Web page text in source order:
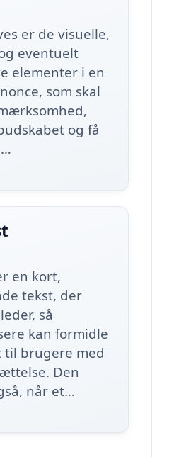
er de visuelle,
eventuelt
elementer i en
som skal
og få
en kort,
tekst, der
så
kan formidle
til brugere med
Den
når et…